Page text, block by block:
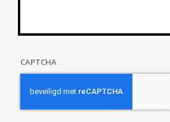
CAPTCHA